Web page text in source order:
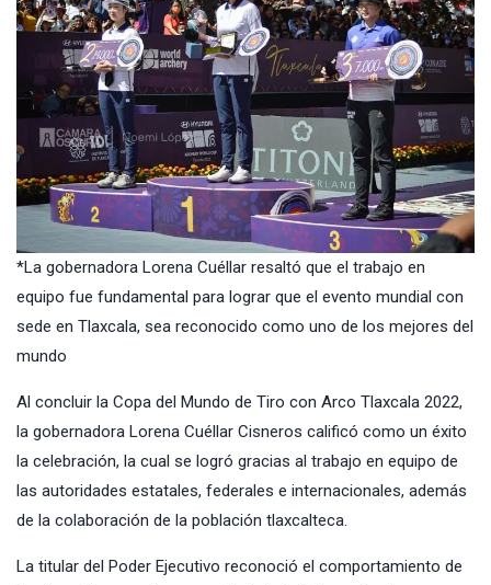
*La gobernadora Lorena Cuéllar resaltó que el trabajo en
equipo fue fundamental para lograr que el evento mundial con
sede en Tlaxcala, sea reconocido como uno de los mejores del
mundo
Al concluir la Copa del Mundo de Tiro con Arco Tlaxcala 2022,
la gobernadora Lorena Cuéllar Cisneros calificó como un éxito
la celebración, la cual se logró gracias al trabajo en equipo de
las autoridades estatales, federales e internacionales, además
de la colaboración de la población tlaxcalteca.
La titular del Poder Ejecutivo reconoció el comportamiento de